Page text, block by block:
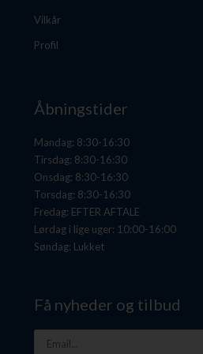
Vilkår
Profil
Åbningstider
Mandag: 8:30-16:30
Tirsdag: 8:30-16:30
Onsdag: 8:30-16:30
Torsdag: 8:30-16:30
Fredag: EFTER AFTALE
Lørdag i lige uger: 10:00-16:00
Søndag: Lukket
Få nyheder og tilbud